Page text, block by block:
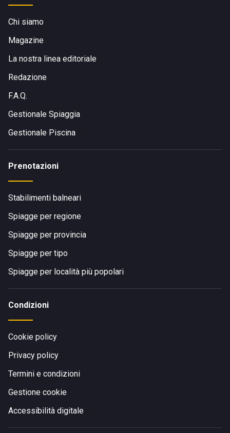
Chi siamo
Magazine
La nostra linea editoriale
Redazione
F.A.Q.
Gestionale Spiaggia
Gestionale Piscina
Prenotazioni
Stabilimenti balneari
Spiagge per regione
Spiagge per provincia
Spiagge per tipo
Spiagge per località più popolari
Condizioni
Cookie policy
Privacy policy
Termini e condizioni
Gestione cookie
Accessibilità digitale